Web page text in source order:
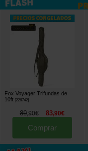
Fox Voyager Trifundas de
10ft [226742]
89,90€ 83,90€
Comprar